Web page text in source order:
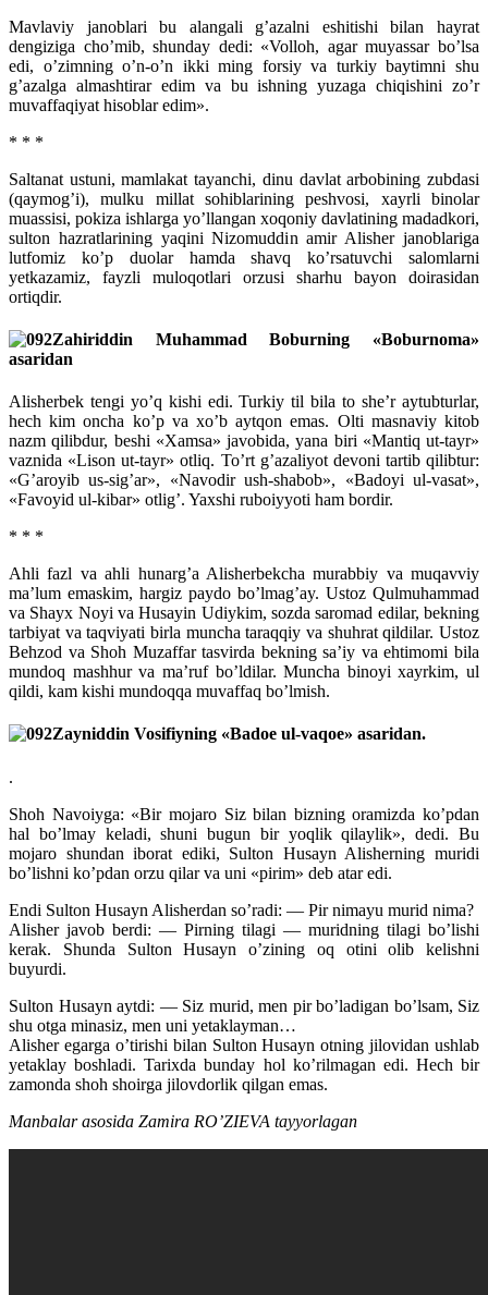
Mavlaviy janoblari bu alangali g’azalni eshitishi bilan hayrat
dengiziga cho’mib, shunday dedi: «Volloh, agar muyassar bo’lsa
edi, o’zimning o’n-o’n ikki ming forsiy va turkiy baytimni shu
g’azalga almashtirar edim va bu ishning yuzaga chiqishini zo’r
muvaffaqiyat hisoblar edim».
* * *
Saltanat ustuni, mamlakat tayanchi, dinu davlat arbobining zubdasi
(qaymog’i), mulku millat sohiblarining peshvosi, xayrli binolar
muassisi, pokiza ishlarga yo’llangan xoqoniy davlatining madadkori,
sulton hazratlarining yaqini Nizomuddin amir Alisher janoblariga
lutfomiz ko’p duolar hamda shavq ko’rsatuvchi salomlarni
yetkazamiz, fayzli muloqotlari orzusi sharhu bayon doirasidan
ortiqdir.
Zahiriddin Muhammad Boburning «Boburnoma»
asaridan
Alisherbek tengi yo’q kishi edi. Turkiy til bila to she’r aytubturlar,
hech kim oncha ko’p va xo’b aytqon emas. Olti masnaviy kitob
nazm qilibdur, beshi «Xamsa» javobida, yana biri «Mantiq ut-tayr»
vaznida «Lison ut-tayr» otliq. To’rt g’azaliyot devoni tartib qilibtur:
«G’aroyib us-sig’ar», «Navodir ush-shabob», «Badoyi ul-vasat»,
«Favoyid ul-kibar» otlig’. Yaxshi ruboiyyoti ham bordir.
* * *
Ahli fazl va ahli hunarg’a Alisherbekcha murabbiy va muqavviy
ma’lum emaskim, hargiz paydo bo’lmag’ay. Ustoz Qulmuhammad
va Shayx Noyi va Husayin Udiykim, sozda saromad edilar, bekning
tarbiyat va taqviyati birla muncha taraqqiy va shuhrat qildilar. Ustoz
Behzod va Shoh Muzaffar tasvirda bekning sa’iy va ehtimomi bila
mundoq mashhur va ma’ruf bo’ldilar. Muncha binoyi xayrkim, ul
qildi, kam kishi mundoqqa muvaffaq bo’lmish.
Zayniddin Vosifiyning «Badoe ul-vaqoe» asaridan.
.
Shoh Navoiyga: «Bir mojaro Siz bilan bizning oramizda ko’pdan
hal bo’lmay keladi, shuni bugun bir yoqlik qilaylik», dedi. Bu
mojaro shundan iborat ediki, Sulton Husayn Alisherning muridi
bo’lishni ko’pdan orzu qilar va uni «pirim» deb atar edi.
Endi Sulton Husayn Alisherdan so’radi: — Pir nimayu murid nima?
Alisher javob berdi: — Pirning tilagi — muridning tilagi bo’lishi
kerak. Shunda Sulton Husayn o’zining oq otini olib kelishni
buyurdi.
Sulton Husayn aytdi: — Siz murid, men pir bo’ladigan bo’lsam, Siz
shu otga minasiz, men uni yetaklayman…
Alisher egarga o’tirishi bilan Sulton Husayn otning jilovidan ushlab
yetaklay boshladi. Tarixda bunday hol ko’rilmagan edi. Hech bir
zamonda shoh shoirga jilovdorlik qilgan emas.
Manbalar asosida Zamira RO’ZIEVA tayyorlagan